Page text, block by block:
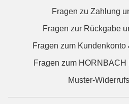
Fragen zu Zahlung
Fragen zur Rückgabe
Fragen zum Kundenkonto
Fragen zum HORNBACH
Muster-